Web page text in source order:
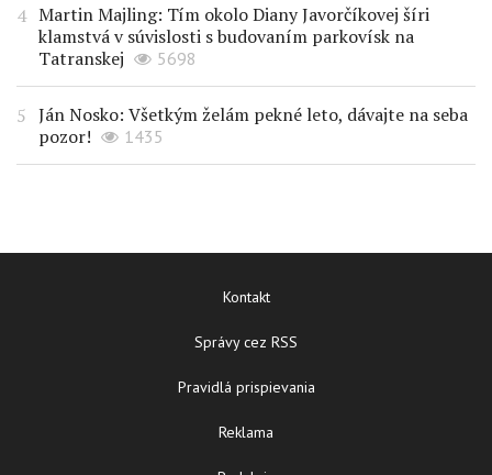
Martin Majling: Tím okolo Diany Javorčíkovej šíri
klamstvá v súvislosti s budovaním parkovísk na
Tatranskej
5698
Ján Nosko: Všetkým želám pekné leto, dávajte na seba
pozor!
1435
Kontakt
Správy cez RSS
Pravidlá prispievania
Reklama